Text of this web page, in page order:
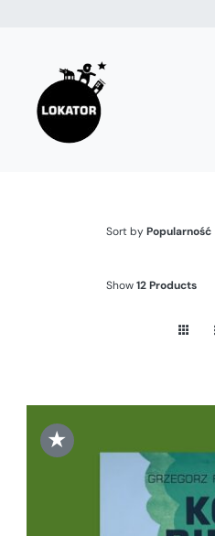
zawartości
Sort byPopularność
Show12 Products
★